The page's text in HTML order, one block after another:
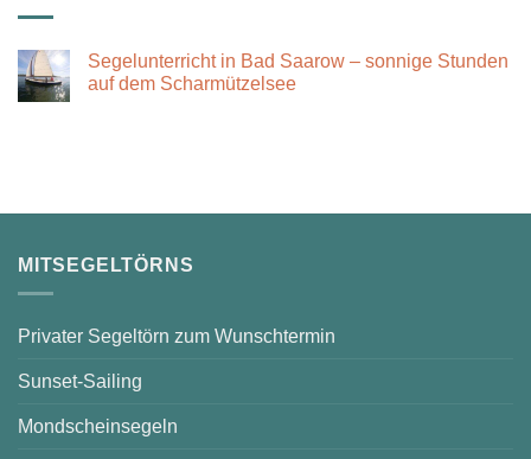
Segelunterricht in Bad Saarow – sonnige Stunden
auf dem Scharmützelsee
–
auf
dem
MITSEGELTÖRNS
Privater Segeltörn zum Wunschtermin
Sunset-Sailing
Mondscheinsegeln